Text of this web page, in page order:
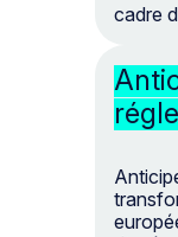
cadre